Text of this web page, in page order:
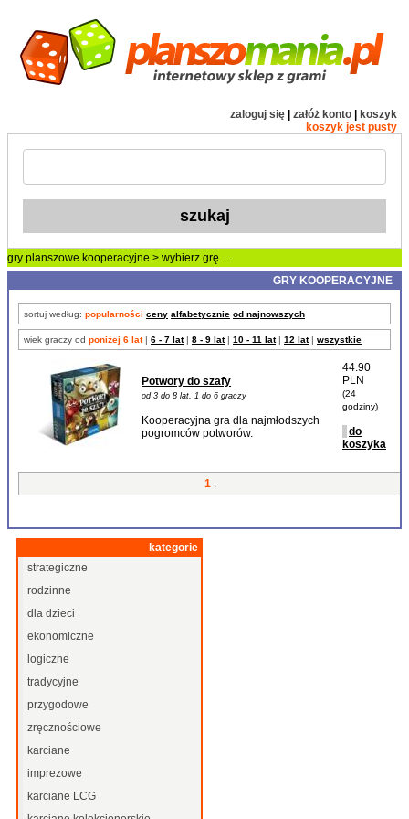
zaloguj się załóż konto
koszyk
koszyk jest pusty
gry planszowe kooperacyjne > wybierz grę ...
GRY KOOPERACYJNE
sortuj według: popularności ceny alfabetycznie od najnowszych
wiek graczy od poniżej 6 lat| 6 - 7 lat| 8 - 9 lat| 10 - 11 lat| 12 lat| wszystkie
Potwory do szafy
od 3 do 8 lat, 1 do 6 graczy
Kooperacyjna gra dla najmłodszych
pogromców potworów.
44.90
PLN
(24
godziny)
do
koszyka
1 .
kategorie
strategiczne
rodzinne
dla dzieci
ekonomiczne
logiczne
tradycyjne
przygodowe
zręcznościowe
karciane
imprezowe
karciane LCG